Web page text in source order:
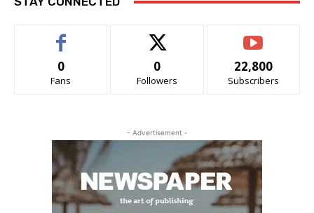
0
Fans
0
Followers
22,800
Subscribers
- Advertisement -